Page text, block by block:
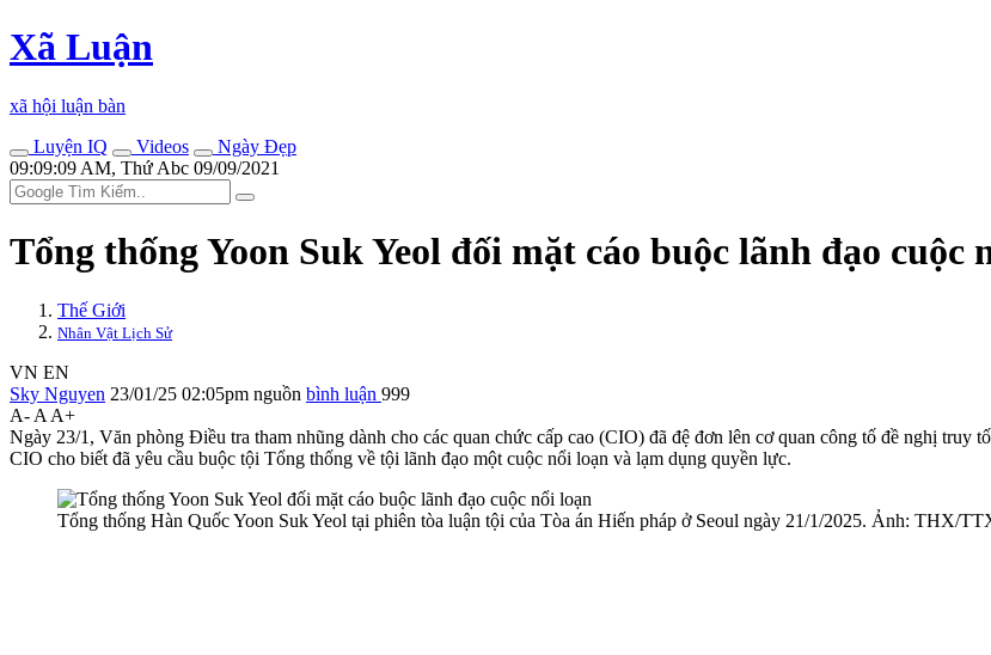
Xã Luận
xã hội luận bàn
Luyện IQ
Videos
Ngày Đẹp
09:09:09 AM, Thứ Abc 09/09/2021
Tổng thống Yoon Suk Yeol đối mặt cáo buộc lãnh đạo cuộc
Thế Giới
Nhân Vật Lịch Sử
VN EN
Sky Nguyen 23/01/25 02:05pm nguồn bình luận 999
A- A A+
Ngày 23/1, Văn phòng Điều tra tham nhũng dành cho các quan chức cấp cao (CIO) đã đệ đơn lên cơ quan công tố đề nghị truy
CIO cho biết đã yêu cầu buộc tội Tổng thống về tội lãnh đạo một cuộc nổi loạn và lạ‌m dụn‌g quyền lực.
Tổng thống Hàn Quốc Yoon Suk Yeol tại phiên tòa luận tội của Tòa án Hiến pháp ở Seoul ngày 21/1/2025. Ảnh: THX/